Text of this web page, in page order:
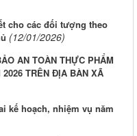
cho các đối tượng theo
(12/01/2026)
AN TOÀN THỰC PHẨM
TRÊN ĐỊA BÀN XÃ
kế hoạch, nhiệm vụ năm